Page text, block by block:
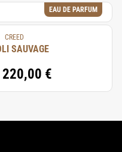
EAU DE PARFUM
CREED
SAUVAGE
220,00 €